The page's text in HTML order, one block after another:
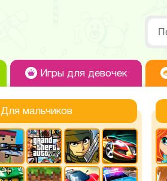
Игры для девочек
Для мальчиков